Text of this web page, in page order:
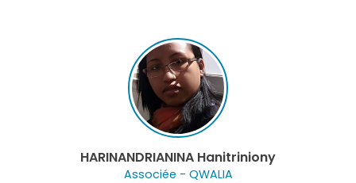
Narindra
Gérant et propriétaire de